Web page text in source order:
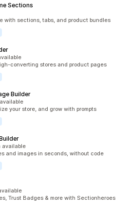
Sections
168
with sections, tabs, and product bundles
12
converting stores and product pages
Builder
34
your store, and grow with prompts
154
available
and images in seconds, without code
54
Trust Badges & more with Sectionheroes